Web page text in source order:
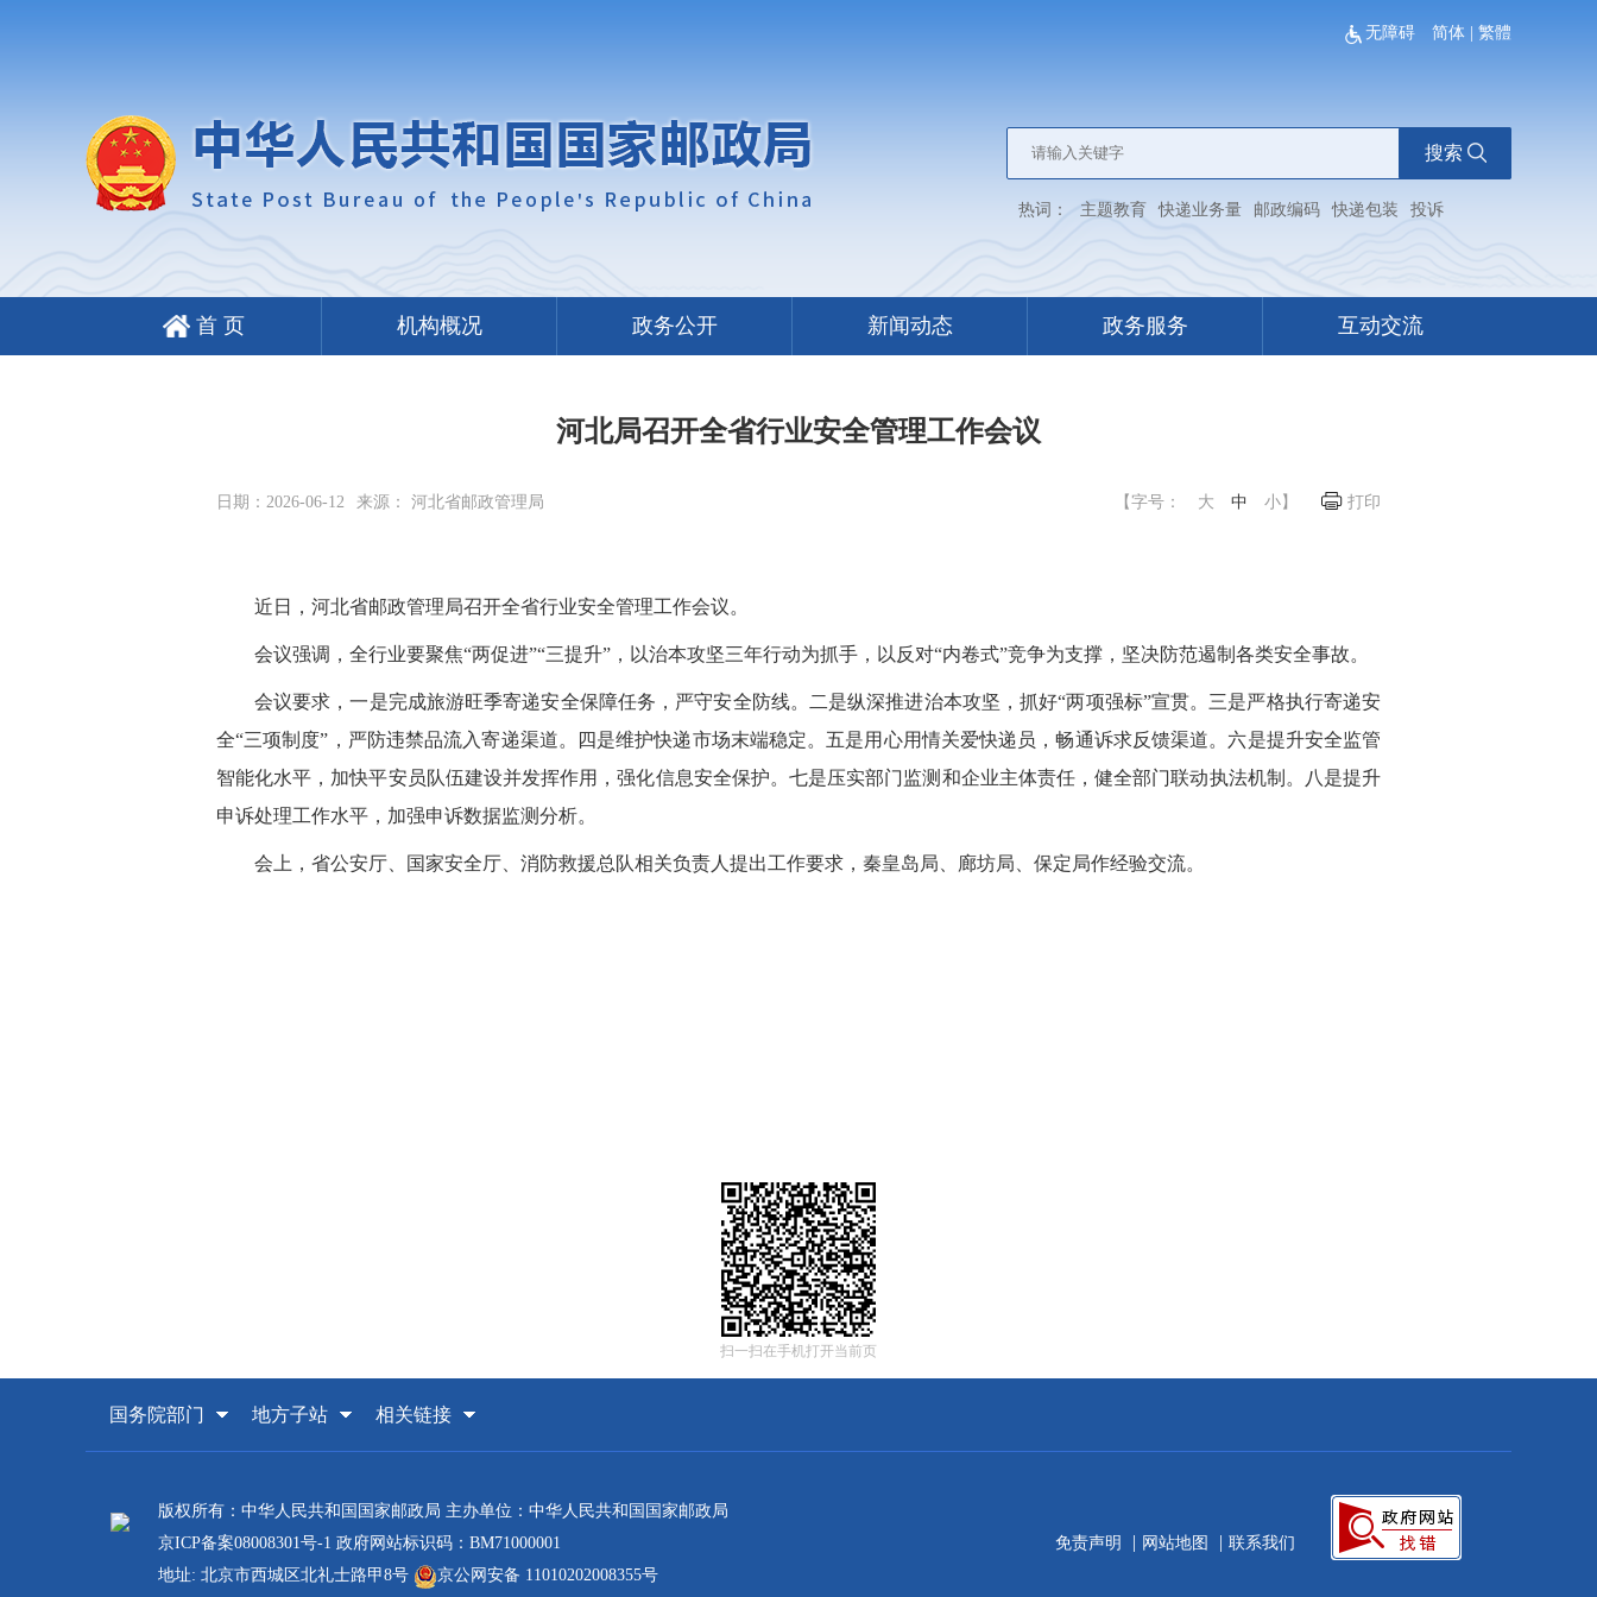
无障碍 简体 繁體
搜索
热词： 主题教育 快递业务量 邮政编码 快递包装 投诉
首 页 机构概况 政务公开 新闻动态 政务服务 互动交流
河北局召开全省行业安全管理工作会议
日期：2026-06-12 来源： 河北省邮政管理局 打印
【字号： 大 中 小 】
近日，河北省邮政管理局召开全省行业安全管理工作会议。
会议强调，全行业要聚焦“两促进”“三提升”，以治本攻坚三年行动为抓手，以反对“内卷式”竞争为支撑，坚决防范遏制各类安全事故。
会议要求，一是完成旅游旺季寄递安全保障任务，严守安全防线。二是纵深推进治本攻坚，抓好“两项强标”宣贯。三是严格执行寄递安
全“三项制度”，严防违禁品流入寄递渠道。四是维护快递市场末端稳定。五是用心用情关爱快递员，畅通诉求反馈渠道。六是提升安全监管
智能化水平，加快平安员队伍建设并发挥作用，强化信息安全保护。七是压实部门监测和企业主体责任，健全部门联动执法机制。八是提升
申诉处理工作水平，加强申诉数据监测分析。
会上，省公安厅、国家安全厅、消防救援总队相关负责人提出工作要求，秦皇岛局、廊坊局、保定局作经验交流。
扫一扫在手机打开当前页
国务院部门 地方子站 相关链接
版权所有：中华人民共和国国家邮政局 主办单位：中华人民共和国国家邮政局
京ICP备案08008301号-1 政府网站标识码：BM71000001
地址: 北京市西城区北礼士路甲8号
京公网安备 11010202008355号
免责声明 | 网站地图 | 联系我们